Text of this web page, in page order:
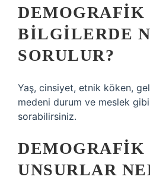
DEMOGRAFIK
BILGILERDE
SORULUR?
Yaş, cinsiyet, etnik köken,
medeni durum ve meslek
sorabilirsiniz.
DEMOGRAFIK
UNSURLAR